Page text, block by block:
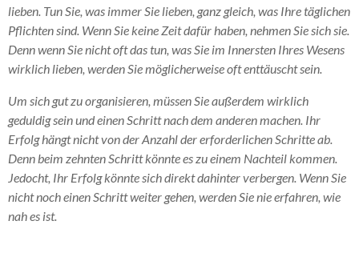
lieben. Tun Sie, was immer Sie lieben, ganz gleich, was Ihre täglichen
Pflichten sind. Wenn Sie keine Zeit dafür haben, nehmen Sie sich sie.
Denn wenn Sie nicht oft das tun, was Sie im Innersten Ihres Wesens
wirklich lieben, werden Sie möglicherweise oft enttäuscht sein.
Um sich gut zu organisieren, müssen Sie außerdem wirklich
geduldig sein und einen Schritt nach dem anderen machen. Ihr
Erfolg hängt nicht von der Anzahl der erforderlichen Schritte ab.
Denn beim zehnten Schritt könnte es zu einem Nachteil kommen.
Jedocht, Ihr Erfolg könnte sich direkt dahinter verbergen. Wenn Sie
nicht noch einen Schritt weiter gehen, werden Sie nie erfahren, wie
nah es ist.